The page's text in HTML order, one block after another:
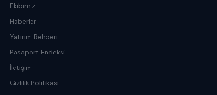
Ekibimiz
Haberler
Yatırım Rehberi
Pasaport Endeksi
İletişim
Gizlilik Politikası